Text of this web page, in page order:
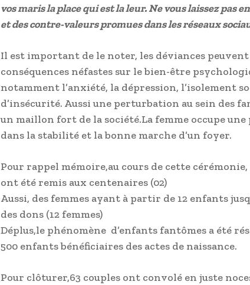
vos maris la place qui est la leur. Ne vous laissez pas
et des contre-valeurs promues dans les réseaux
Il est important de le noter, les déviances
conséquences néfastes sur le bien-être
notamment l’anxiété, la dépression, l’isolement
d’insécurité. Aussi une perturbation au sein des
un maillon fort de la société.La femme occupe
dans la stabilité et la bonne marche d’un foyer.
Pour rappel mémoire,au cours de cette cérémonie,
ont été remis aux centenaires (02)
Aussi, des femmes ayant à partir de 12 enfants
des dons (12 femmes)
Déplus,le phénomène d’enfants fantômes a été
500 enfants bénéficiaires des actes de naissance.
Pour clôturer,63 couples ont convolé en juste